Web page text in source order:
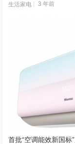
生活家电 3 年前
首批“空调能效新国标